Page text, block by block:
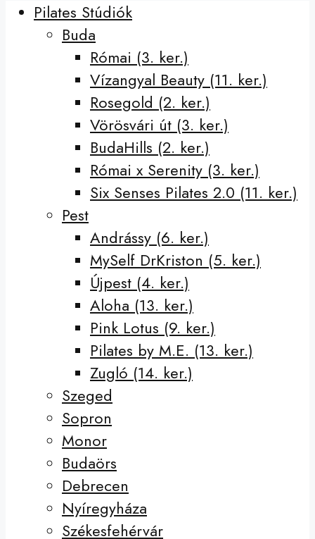
Pilates Stúdiók
Buda
Római (3. ker.)
Vízangyal Beauty (11. ker.)
Rosegold (2. ker.)
Vörösvári út (3. ker.)
BudaHills (2. ker.)
Római x Serenity (3. ker.)
Six Senses Pilates 2.0 (11. ker.)
Pest
Andrássy (6. ker.)
MySelf DrKriston (5. ker.)
Újpest (4. ker.)
Aloha (13. ker.)
Pink Lotus (9. ker.)
Pilates by M.E. (13. ker.)
Zugló (14. ker.)
Szeged
Sopron
Monor
Budaörs
Debrecen
Nyíregyháza
Székesfehérvár